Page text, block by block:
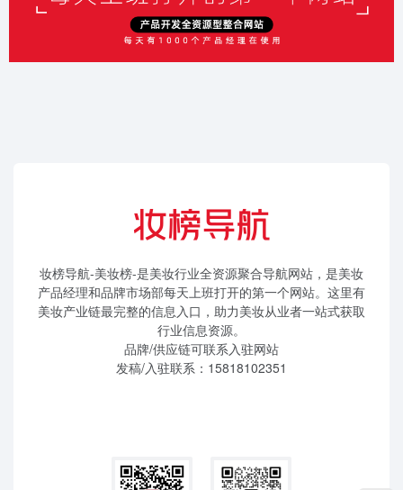
妆榜导航-美妆榜-是美妆行业全资源聚合导航网站，是美妆
产品经理和品牌市场部每天上班打开的第一个网站。这里有
美妆产业链最完整的信息入口，助力美妆从业者一站式获取
行业信息资源。
品牌/供应链可联系入驻网站
发稿/入驻联系：15818102351